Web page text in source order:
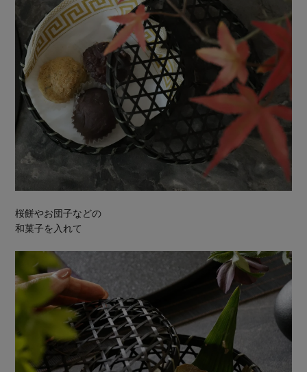
桜餅やお団子などの
和菓子を入れて